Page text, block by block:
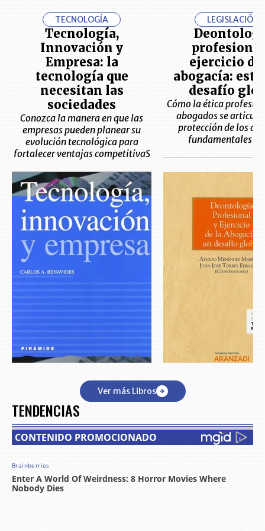
TECNOLOGÍA
Tecnología,
Innovación y
Empresa: la
tecnología que
necesitan las
sociedades
Conozca la manera en que las
empresas pueden planear su
evolución tecnológica para
fortalecer ventajas competitivaS
LEGISLACIÓN
ejercicio de
abogacía: este
desafío
Cómo la ética
abogados se articula
protección de los
fundamentales y
Ver más Libros
TENDENCIAS